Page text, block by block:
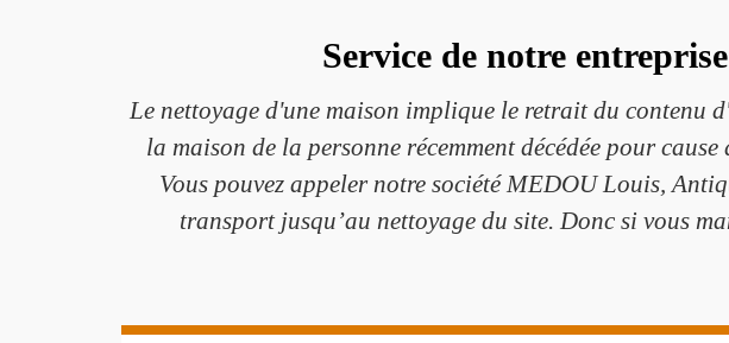
Service de notre
Le nettoyage d'une maison implique le retrait du contenu
la maison de la personne récemment décédée pour
Vous pouvez appeler notre société MEDOU Louis,
transport jusqu’au nettoyage du site. Donc si vous